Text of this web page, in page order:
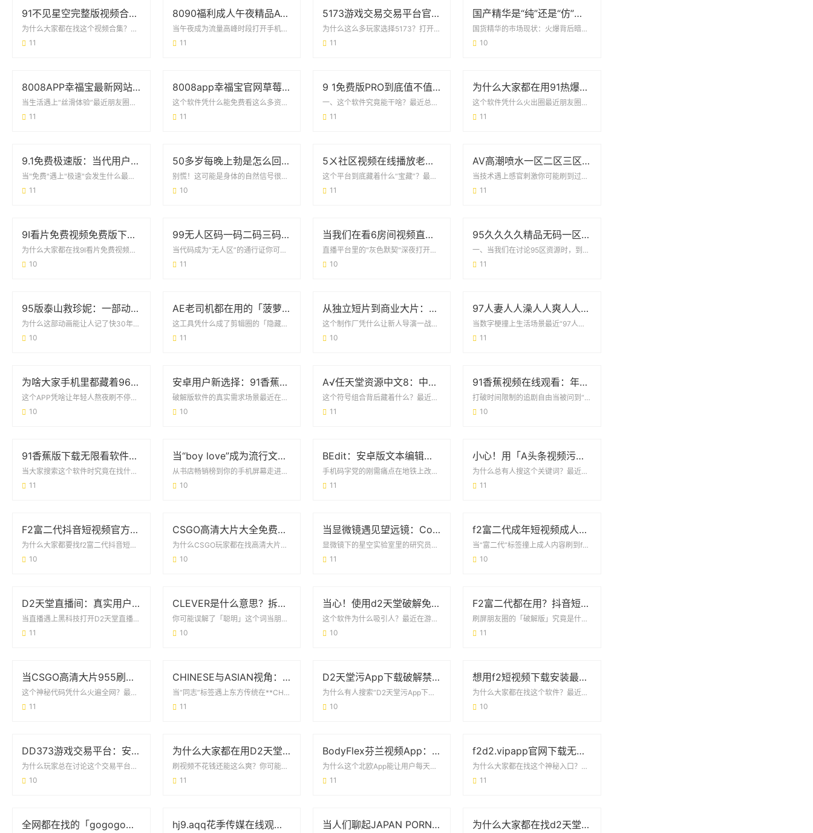
91不见星空完整版视频合集：从内容特色到使用场景的全面梳理
为什么大家都在找这个视频合集？最近不少网友在社交平台提到“91不见星空完整版视频合...
11
8090福利成人午夜精品AV：深夜内容消费背后的用户需求与行业观察
当午夜成为流量高峰时段打开手机后台数据，你会发现一个有趣的现象：晚上11点至凌晨2...
11
5173游戏交易交易平台官网：玩家必看的交易攻略与安全手册
为什么这么多玩家选择5173？打开手机随便搜“游戏账号买卖”，前三条结果里准有51...
11
国产精华是“纯”还是“仿”？69个真实用户这样说
国货精华的市场现状：火爆背后暗藏争议打开某宝搜索栏输入“69国产精华”，跳出的结果...
10
8008APP幸福宝最新网站丝瓜：如何用这款工具找到你的快乐星球？
当生活遇上“丝滑体验”最近朋友圈里总有人提到8008APP幸福宝最新网站丝瓜，乍听...
11
8008app幸福宝官网草莓视频免费：如何安全解锁观影新姿势？
这个软件凭什么能免费看这么多资源？最近朋友圈突然冒出好多人在聊8008app幸福宝...
11
9 1免费版PRO到底值不值得下载？这些细节必须看
一、这个软件究竟能干啥？最近总有人在问9 1免费版PRO下载到底靠不靠谱。先说结论...
11
为什么大家都在用91热爆app官网版？这些功能你可能还不知道
这个软件凭什么火出圈最近朋友圈总能看到91热爆app官网版的分享截图，地铁上也常遇...
11
9.1免费极速版：当代用户的效率神器还是营销噱头？
当"免费"遇上"极速"会发生什么最近朋友圈突然被9.1免费极速版刷屏，这个数字组合...
11
50多岁每晚上勃是怎么回事？医生解读真实原因和应对方案
别慌！这可能是身体的自然信号很多50多岁男性发现**每晚睡觉时频繁勃起**，第一反...
10
5ㄨ社区视频在线播放老司机版：为什么它成了用户找资源的“万能钥匙”？
这个平台到底藏着什么“宝藏”？最近刷朋友圈总能看到有人提到5ㄨ社区视频在线播放老司...
11
AV高潮喷水一区二区三区：真实体验与用户争议全记录
当技术遇上感官刺激你可能刷到过那些夸张的短视频——某款产品号称能让用户瞬间进入AV...
11
9I看片免费视频免费版下载：高清影视资源一网打尽
为什么大家都在找9I看片免费视频免费版下载？最近刷短视频时，总能看到网友在讨论9I...
10
99无人区码一码二码三码四码：藏在代码里的秘密与挑战
当代码成为“无人区”的通行证你可能在物流快递单、共享设备后台甚至小区门禁系统里，见...
11
当我们在看6房间视频直播在线观看污版时 到底在看什么？
直播平台里的"灰色默契"深夜打开手机，总有人会不自觉地输入6房间视频直播在线观看污...
10
95久久久久精品无码一区二区：用户需求与资源分类的实战观察
一、当我们在讨论95区资源时，到底在关注什么？打开任何一个资源聚合平台，你会发现9...
11
95版泰山救珍妮：一部动画经典的冒险与情感密码
为什么这部动画能让人记了快30年？1995年迪士尼推出的《泰山救珍妮》（实际原名为...
10
AE老司机都在用的「菠萝蜜免费版」，到底有什么魔力？
这工具凭什么成了剪辑圈的「隐藏福利」？最近刷短视频总能看到同行作品带着AE老司机菠...
11
从独立短片到商业大片：解码9I电影制作厂的爆款基因
这个制作厂凭什么让新人导演一战成名？当同行还在用流量明星撑票房时，9I电影制作厂已...
10
97人妻人人澡人人爽人人澡人人学生：一场关于符号与现实的碰撞
当数字梗撞上生活场景最近“97人妻人人澡人人爽人人澡人人学生”这串字符在社交平台疯...
11
为啥大家手机里都藏着9612黄桃视频iOS？看完这几点你就懂了
这个APP凭啥让年轻人熬夜刷不停？最近在iOS用户圈里，有个叫9612黄桃视频iO...
10
安卓用户新选择：91香蕉app破解版免次数福利版体验报告
破解版软件的真实需求场景最近在安卓用户圈里，91香蕉app破解版免次数安卓福利版的...
10
A√任天堂资源中文8：中文玩家的宝藏库与游戏生态革新
这个符号组合背后藏着什么？最近在游戏论坛里频繁出现的“A√任天堂资源中文8”，乍看...
11
91香蕉视频在线观看：年轻人都在追的娱乐新阵地
打破时间限制的追剧自由当被问到“最近下班后干什么”时，越来越多年轻人会笑着掏出手机...
10
91香蕉版下载无限看软件：用户关心的那些事儿
当大家搜索这个软件时究竟在找什么？最近发现不少朋友都在问91香蕉版下载无限看软件...
11
当“boy love”成为流行文化：那些你不可不知的日常现象
从书店畅销榜到你的手机屏幕走进任何一家书店的漫画区，《Given》《世界第一初恋》...
10
BEdit：安卓版文本编辑器的「轻量级」生存法则
手机码字党的刚需痛点在地铁上改合同、在咖啡店记灵感、在会议室速记要点——当代人用手...
11
小心！用「A头条视频污破解版百度云」的人现在都后悔了
为什么总有人搜这个关键词？最近在搜索引擎上，「A头条视频污破解版百度云」这个关键词...
11
F2富二代抖音短视频官方下载安装指南：安全获取与使用全攻略
为什么大家都要找f2富二代抖音短视频官方下载安装？最近朋友圈突然被“f2富二代抖音...
10
CSGO高清大片大全免费观看：玩家的必备资源库与实战技巧
为什么CSGO玩家都在找高清大片？打开任何一个CSGO玩家群，你会发现大家讨论的除...
10
当显微镜遇见望远镜：Cosmos里藏着多少你不知道的事
显微镜下的星空实验室里的研究员小张有个怪癖——总爱用显微镜观察咖啡渍。直到某天，他...
11
f2富二代成年短视频成人版：一场流量狂欢下的争议与真相
当“富二代”标签撞上成人内容刷到f2富二代成年短视频成人版时，很多人第一反应是“猎...
10
D2天堂直播间：真实用户都在看什么？这些功能你可能不知道
当直播遇上黑科技打开D2天堂直播间的手机端，三秒内必见主播的实时画面。这个加载速度...
11
CLEVER是什么意思？拆解它的多重含义与实用场景
你可能误解了「聪明」这个词当朋友夸你CLEVER时，千万别急着高兴。这个词在中文里...
10
当心！使用d2天堂破解免费版可能让你付出这些代价
这个软件为什么吸引人？最近在游戏论坛里，总能看到有人求d2天堂破解免费版的下载链接...
10
F2富二代都在用？抖音短视频官方破解版到底是个啥？
刷屏朋友圈的「破解版」究竟是什么来头最近不少人的社交圈被F2富二代抖音短视频官方破...
11
当CSGO高清大片955刷屏时 玩家们到底在讨论什么？
这个神秘代码凭什么火遍全网？最近各大游戏社区突然被CSGO高清大片955疯狂刷屏。...
11
CHINESE与ASIAN视角：GAY群体在XXX文化中的真实处境
当“同志”标签遇上东方传统在**CHINESE**社会，“家庭传承”几乎是刻进DN...
11
D2天堂污App下载破解禁黄版背后：你需要知道的真相与风险
为什么有人搜索“D2天堂污App下载破解禁黄版”？最近在各大论坛和社交平台，“D2...
10
想用f2短视频下载安装最新版下载app？先看完这篇避坑指南！
为什么大家都在找这个软件？最近身边朋友都在问f2短视频下载安装最新版下载app到底...
10
DD373游戏交易平台：安全、高效与玩家信赖的虚拟经济枢纽
为什么玩家总在讨论这个交易平台？如果你经常混迹游戏论坛，八成见过DD373游戏交易...
10
为什么大家都在用D2天堂成版人短视频app无限版？这5点说透了
刷视频不花钱还能这么爽？你可能已经发现，现在短视频平台要么疯狂插广告，要么搞付费会...
11
BodyFlex芬兰视频App：重新定义你的健身方式
为什么这个北欧App能让用户每天主动打开？刷遍社交平台的BodyFlex芬兰视频A...
11
f2d2.vipapp官网下载无限看：你的随身娱乐宝库
为什么大家都在找这个神秘入口？最近身边朋友突然都在问“f2d2.vipapp官网下...
11
全网都在找的「gogogo免费高清完整版」，到底有多香？ hj9.aqq花季传媒在线观看：年轻人的娱乐新选择 当人们聊起JAPAN PORN XXX时 他们究竟在关注什么？ 为什么大家都在找d2天堂污app下载官网版？看完这篇你就懂了